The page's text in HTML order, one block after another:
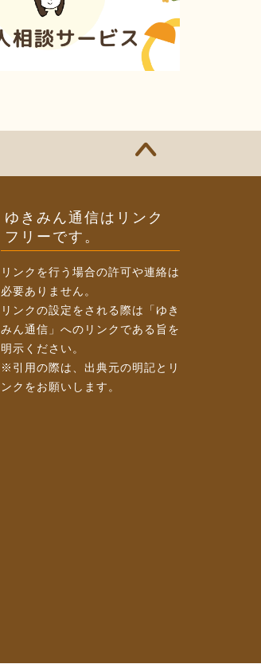
ゆきみん通信はリンク
フリーです。
リンクを行う場合の許可や連絡は
必要ありません。
リンクの設定をされる際は「ゆき
みん通信」へのリンクである旨を
明示ください。
※引用の際は、出典元の明記とリ
ンクをお願いします。